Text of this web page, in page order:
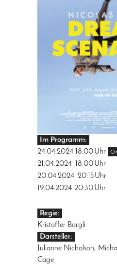
Im Programm:
24.04.2024 18:00Uhr
21.04.2024 18:00Uhr
20.04.2024 20:15Uhr
19.04.2024 20:30Uhr
Regie:
Kristoffer Borgli
Darsteller:
Julianne Nicholson,
Cage